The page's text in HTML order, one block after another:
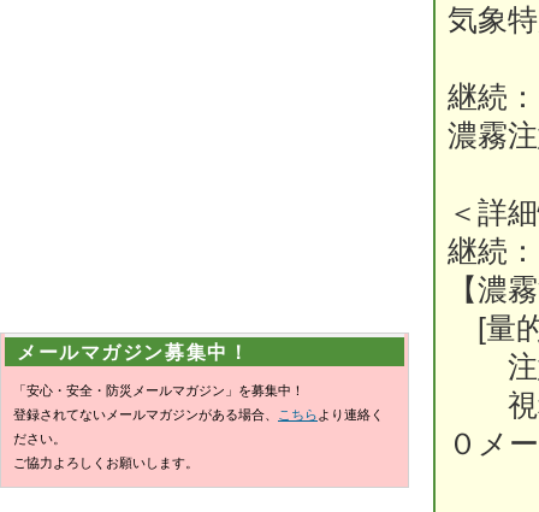
気象
継続：
濃霧
＜詳
継続：
【濃
[量
注意
視程
０メ
メールマガジン募集中！
「安心・安全・防災メールマガジン」を募集中！
登録されてないメールマガジンがある場合、
こちら より連絡く
ださい。
ご協力よろしくお願いします。